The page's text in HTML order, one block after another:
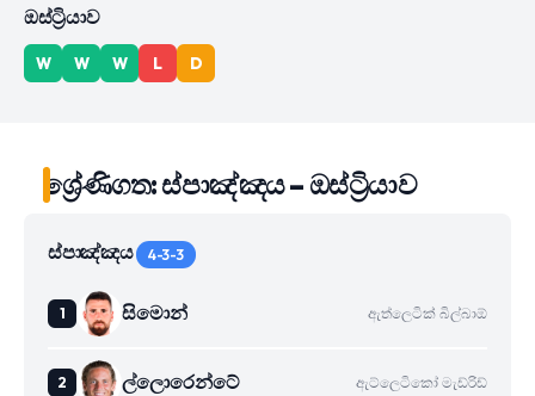
ඔස්ට්‍රියාව
W W W L D
ශ්‍රේණිගත: ස්පාඤ්ඤය – ඔස්ට්‍රියාව
ස්පාඤ්ඤය 4-3-3
සිමොන් ඇත්ලෙටික් බිල්බාඕ
ල්ලොරෙන්ටේ ඇට්ලෙටිකෝ මැඩ්රිඩ්